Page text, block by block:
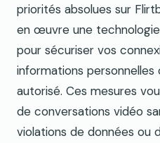
priorités absolues sur
en œuvre une
pour sécuriser vos
informations
autorisé. Ces mesures
de conversations vidéo
violations de données ou